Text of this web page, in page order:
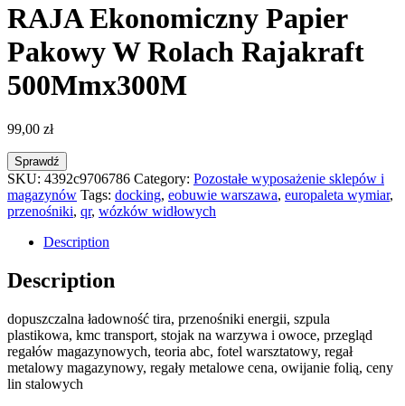
RAJA Ekonomiczny Papier
Pakowy W Rolach Rajakraft
500Mmx300M
99,00 zł
Sprawdź
SKU: 4392c9706786 Category: Pozostałe wyposażenie sklepów i
magazynów Tags: docking, eobuwie warszawa, europaleta wymiar,
przenośniki, qr, wózków widłowych
Description
Description
dopuszczalna ładowność tira, przenośniki energii, szpula
plastikowa, kmc transport, stojak na warzywa i owoce, przegląd
regałów magazynowych, teoria abc, fotel warsztatowy, regał
metalowy magazynowy, regały metalowe cena, owijanie folią, ceny
lin stalowych